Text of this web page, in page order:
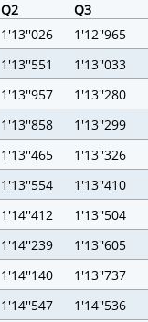
Q2
Q3
1'13''026
1'12''965
1'13''551
1'13''033
1'13''957
1'13''280
1'13''858
1'13''299
1'13''465
1'13''326
1'13''554
1'13''410
1'14''412
1'13''504
1'14''239
1'13''605
1'14''140
1'13''737
1'14''547
1'14''536